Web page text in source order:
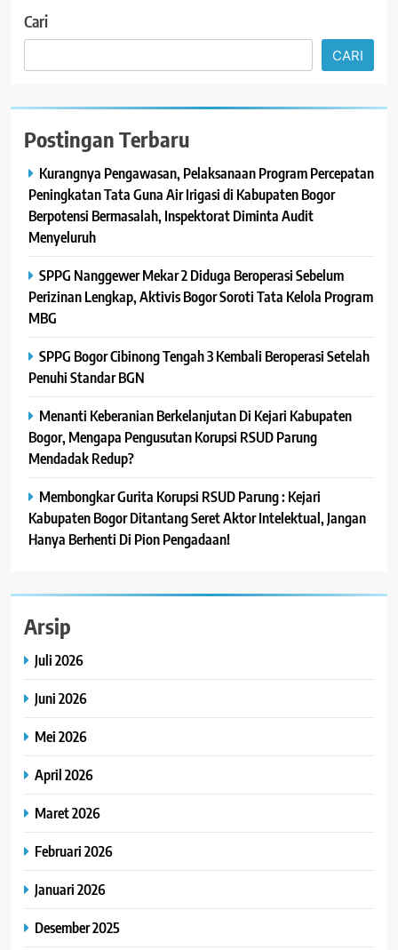
Cari
CARI
Postingan Terbaru
Kurangnya Pengawasan, Pelaksanaan Program Percepatan
Peningkatan Tata Guna Air Irigasi di Kabupaten Bogor
Berpotensi Bermasalah, Inspektorat Diminta Audit
Menyeluruh
SPPG Nanggewer Mekar 2 Diduga Beroperasi Sebelum
Perizinan Lengkap, Aktivis Bogor Soroti Tata Kelola Program
MBG
SPPG Bogor Cibinong Tengah 3 Kembali Beroperasi Setelah
Penuhi Standar BGN
Menanti Keberanian Berkelanjutan Di Kejari Kabupaten
Bogor, Mengapa Pengusutan Korupsi RSUD Parung
Mendadak Redup?
Membongkar Gurita Korupsi RSUD Parung : Kejari
Kabupaten Bogor Ditantang Seret Aktor Intelektual, Jangan
Hanya Berhenti Di Pion Pengadaan!
Arsip
Juli 2026
Juni 2026
Mei 2026
April 2026
Maret 2026
Februari 2026
Januari 2026
Desember 2025